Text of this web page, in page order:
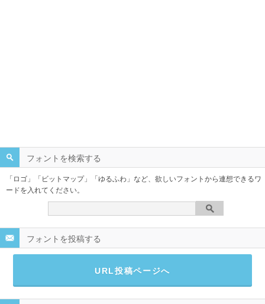
フォントを検索する
「ロゴ」「ビットマップ」「ゆるふわ」など、欲しいフォントから連想できるワ
ードを入れてください。
フォントを投稿する
URL投稿ページへ